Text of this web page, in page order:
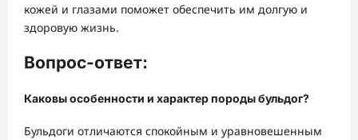
кожей и глазами поможет обеспечить им долгую и
здоровую жизнь.
Вопрос-ответ:
Каковы особенности и характер породы бульдог?
Бульдоги отличаются спокойным и уравновешенным